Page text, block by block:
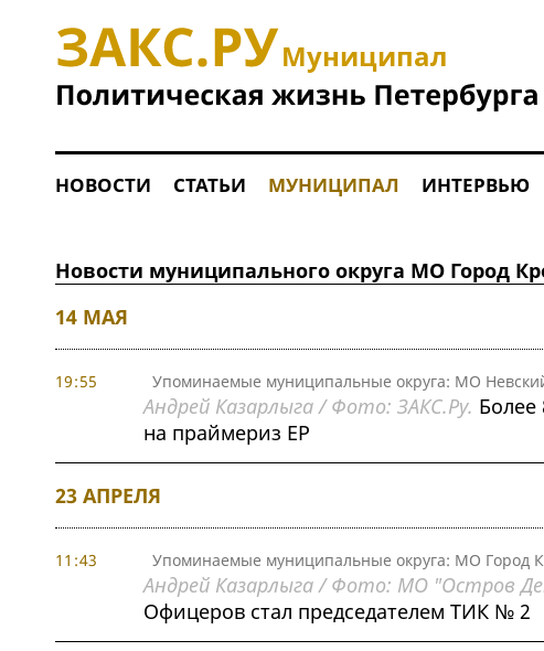
Муниципал
НОВОСТИ СТАТЬИ МУНИЦИПАЛ ИНТЕРВЬЮ
Новости муниципального округа МО Город
14 МАЯ
19:55 Упоминаемые муниципальные округа: МО
Андрей Казарлыга / Фото: ЗАКС.Ру. Более
на праймериз ЕР
23 АПРЕЛЯ
11:43 Упоминаемые муниципальные округа: МО Город
Андрей Казарлыга / Фото: МО "Остров
Офицеров стал председателем ТИК № 2